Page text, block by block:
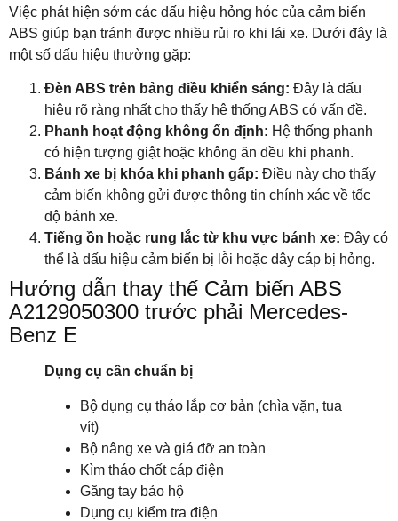
Việc phát hiện sớm các dấu hiệu hỏng hóc của cảm biến
ABS giúp bạn tránh được nhiều rủi ro khi lái xe. Dưới đây là
một số dấu hiệu thường gặp:
Đèn ABS trên bảng điều khiển sáng: Đây là dấu
hiệu rõ ràng nhất cho thấy hệ thống ABS có vấn đề.
Phanh hoạt động không ổn định: Hệ thống phanh
có hiện tượng giật hoặc không ăn đều khi phanh.
Bánh xe bị khóa khi phanh gấp: Điều này cho thấy
cảm biến không gửi được thông tin chính xác về tốc
độ bánh xe.
Tiếng ồn hoặc rung lắc từ khu vực bánh xe: Đây có
thể là dấu hiệu cảm biến bị lỗi hoặc dây cáp bị hỏng.
Hướng dẫn thay thế Cảm biến ABS
A2129050300 trước phải Mercedes-
Benz E
Dụng cụ cần chuẩn bị
Bộ dụng cụ tháo lắp cơ bản (chìa vặn, tua
vít)
Bộ nâng xe và giá đỡ an toàn
Kìm tháo chốt cáp điện
Găng tay bảo hộ
Dụng cụ kiểm tra điện